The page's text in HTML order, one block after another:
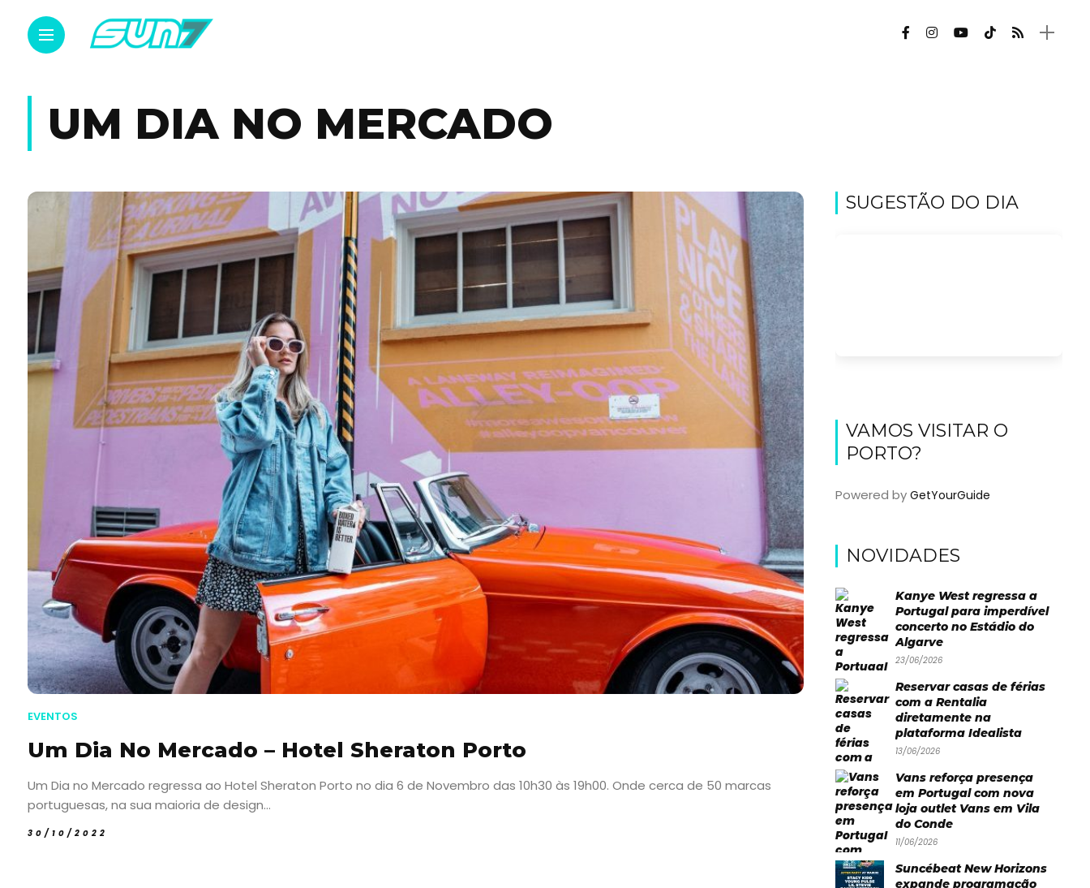
UM DIA NO MERCADO
EVENTOS
Um Dia No Mercado – Hotel Sheraton Porto
Um Dia no Mercado regressa ao Hotel Sheraton Porto no dia 6 de Novembro das 10h30 às 19h00. Onde cerca de 50 marcas
portuguesas, na sua maioria de design...
30/10/2022
SUGESTÃO DO DIA
VAMOS VISITAR O
PORTO?
Powered by GetYourGuide
NOVIDADES
Kanye West regressa a
Portugal para imperdível
concerto no Estádio do
Algarve
23/06/2026
Reservar casas de férias
com a Rentalia
diretamente na
plataforma Idealista
13/06/2026
Vans reforça presença
em Portugal com nova
loja outlet Vans em Vila
do Conde
11/06/2026
Suncébeat New Horizons
expande programação